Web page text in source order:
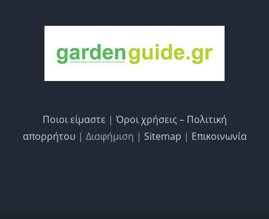
Ποιοι είμαστε | Όροι χρήσεις – Πολιτική
απορρήτου | Διαφήμιση | Sitemap | Επικοινωνία